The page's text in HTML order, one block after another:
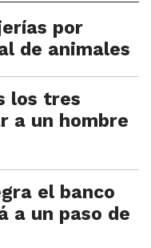
por
de animales
los tres
a un hombre
el banco
a un paso de